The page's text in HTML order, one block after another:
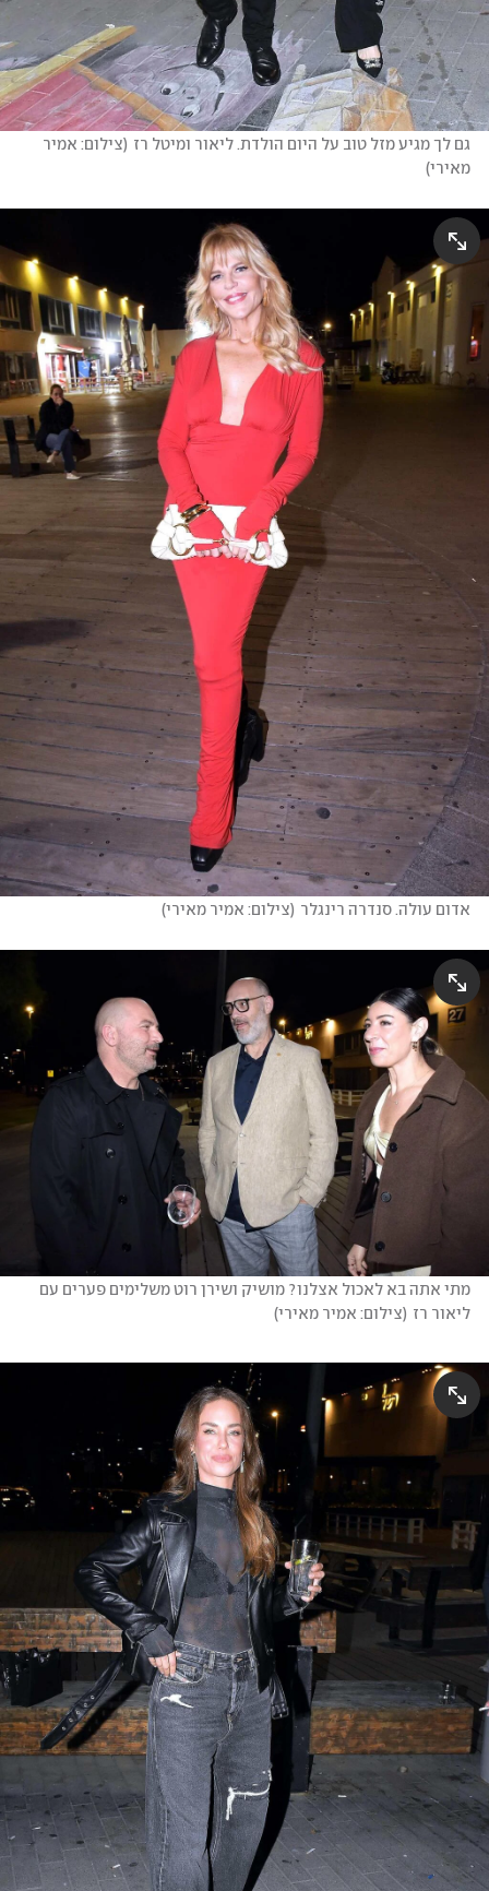
גם לך מגיע מזל טוב על היום הולדת. ליאור ומיטל רז (
מאירי)
אדום עולה. סנדרה רינגלר (צילום: אמיר מאירי)
ליאור רז (צילום: אמיר מאירי)